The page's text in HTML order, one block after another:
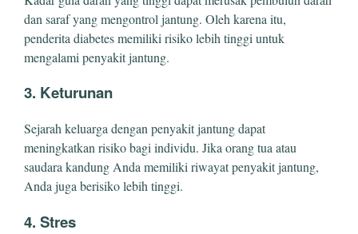
dan saraf yang mengontrol jantung. Oleh karena itu,
penderita diabetes memiliki risiko lebih tinggi untuk
mengalami penyakit jantung.
3. Keturunan
Sejarah keluarga dengan penyakit jantung dapat
meningkatkan risiko bagi individu. Jika orang tua atau
saudara kandung Anda memiliki riwayat penyakit jantung,
Anda juga berisiko lebih tinggi.
4. Stres